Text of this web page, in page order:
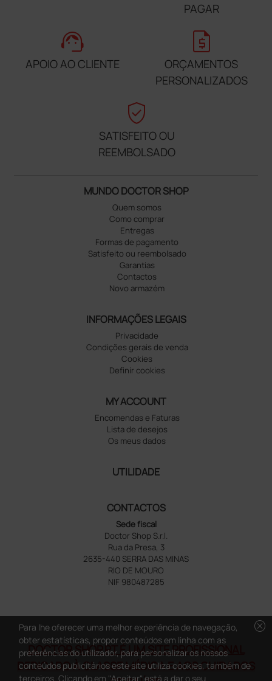
PAGAR
support_agent
APOIO AO CLIENTE
request_quote
ORÇAMENTOS
PERSONALIZADOS
verified_user
SATISFEITO OU
REEMBOLSADO
MUNDO DOCTOR SHOP
Quem somos
Como comprar
Entregas
Formas de pagamento
Satisfeito ou reembolsado
Garantias
Contactos
Novo armazém
INFORMAÇÕES LEGAIS
Privacidade
Condições gerais de venda
Cookies
Definir cookies
MY ACCOUNT
Encomendas e Faturas
Lista de desejos
Os meus dados
UTILIDADE
CONTACTOS
Sede fiscal
Doctor Shop S.r.l.
Rua da Presa, 3
2635-440 SERRA DAS MINAS
RIO DE MOURO
NIF 980487285
DOCTOR SHOP.PT É UM SITE PROFISSIONAL
DEDICADO À CLASSE MÉDICA E AOS CUIDADOS
cancel
Para lhe oferecer uma melhor experiência de navegação,
obter estatísticas, propor conteúdos em linha com as
preferências do utilizador, para personalizar os nossos
conteúdos publicitários este site utiliza cookies, também de
terceiros. Clicando em "Aceitar" está a dar o seu